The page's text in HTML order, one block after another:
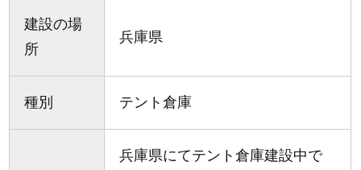
建設の場
所
兵庫県
種別 テント倉庫
兵庫県にてテント倉庫建設中で